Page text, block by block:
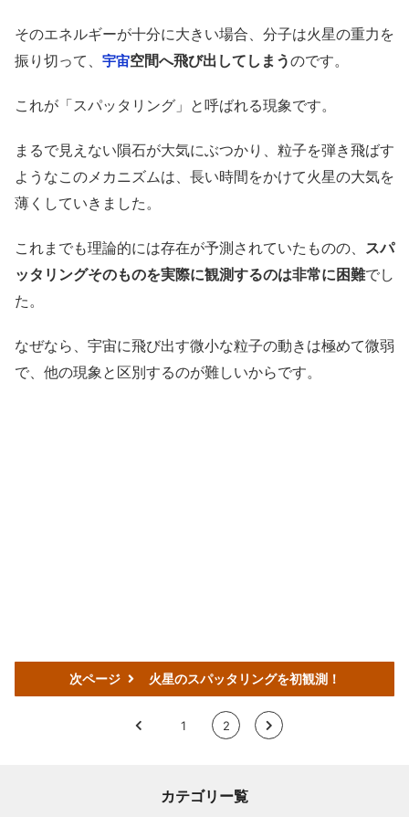
そのエネルギーが十分に大きい場合、分子は火星の重力を
振り切って、 宇宙空間へ飛び出してしまうのです。
これが「スパッタリング」と呼ばれる現象です。
まるで見えない隕石が大気にぶつかり、粒子を弾き飛ばす
ようなこのメカニズムは、長い時間をかけて火星の大気を
薄くしていきました。
これまでも理論的には存在が予測されていたものの、 スパ
ッタリングそのものを実際に観測するのは非常に困難でし
た。
なぜなら、宇宙に飛び出す微小な粒子の動きは極めて微弱
で、他の現象と区別するのが難しいからです。
次ページ 火星のスパッタリングを初観測！
< 1 2 >
カテゴリー覧